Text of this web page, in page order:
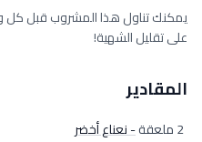
يمكنك تناول هذا المشروب قبل
على تقليل الشهية!
المقادير
2 ملعقة
- نعناع أخضر